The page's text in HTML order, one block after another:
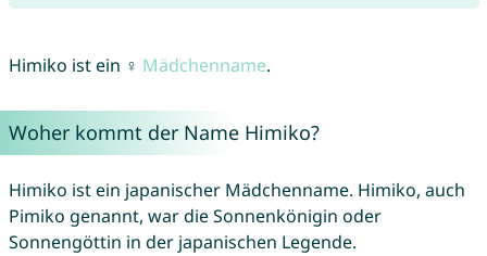
Himiko ist ein ♀ Mädchenname.
Woher kommt der Name Himiko?
Himiko ist ein japanischer Mädchenname. Himiko, auch
Pimiko genannt, war die Sonnenkönigin oder
Sonnengöttin in der japanischen Legende.